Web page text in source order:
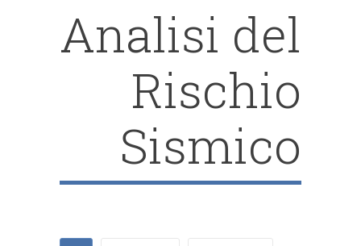
Analisi del
Rischio
Sismico